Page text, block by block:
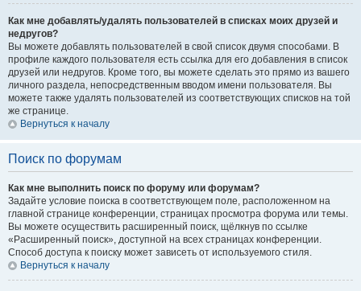
Как мне добавлять/удалять пользователей в списках моих друзей и
недругов?
Вы можете добавлять пользователей в свой список двумя способами. В
профиле каждого пользователя есть ссылка для его добавления в список
друзей или недругов. Кроме того, вы можете сделать это прямо из вашего
личного раздела, непосредственным вводом имени пользователя. Вы
можете также удалять пользователей из соответствующих списков на той
же странице.
Вернуться к началу
Поиск по форумам
Как мне выполнить поиск по форуму или форумам?
Задайте условие поиска в соответствующем поле, расположенном на
главной странице конференции, страницах просмотра форума или темы.
Вы можете осуществить расширенный поиск, щёлкнув по ссылке
«Расширенный поиск», доступной на всех страницах конференции.
Способ доступа к поиску может зависеть от используемого стиля.
Вернуться к началу